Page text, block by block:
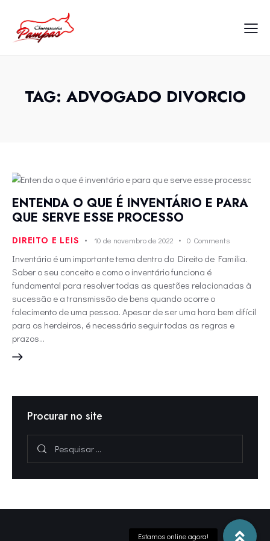
TAG: ADVOGADO DIVORCIO
ENTENDA O QUE É INVENTÁRIO E PARA
QUE SERVE ESSE PROCESSO
DIREITO E LEIS 10 de novembro de 2022 0 Comments
Inventário é um importante tema dentro do Direito de Família.
Saber o seu conceito e como o inventário funciona é
fundamental para resolver todas as questões relacionadas à
sucessão e a transmissão de bens quando ocorre o
falecimento de uma pessoa. Apesar de ser uma hora bem difícil
para os herdeiros, é necessário seguir todas as regras e
prazos…
Procurar no site
por: